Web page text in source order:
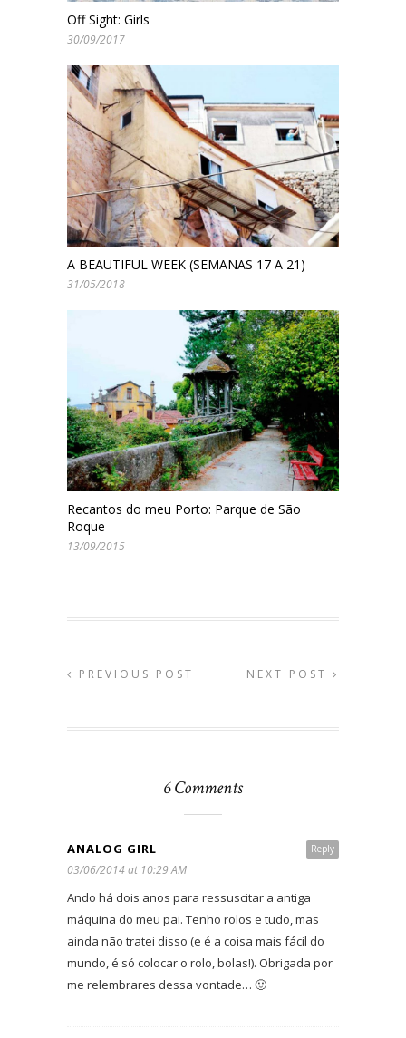
Off Sight: Girls
30/09/2017
A BEAUTIFUL WEEK (SEMANAS 17 A 21)
31/05/2018
Recantos do meu Porto: Parque de São
Roque
13/09/2015
PREVIOUS POST NEXT POST
6 Comments
Reply
ANALOG GIRL
03/06/2014 at 10:29 AM
Ando há dois anos para ressuscitar a antiga
máquina do meu pai. Tenho rolos e tudo, mas
ainda não tratei disso (e é a coisa mais fácil do
mundo, é só colocar o rolo, bolas!). Obrigada por
me relembrares dessa vontade… 🙂